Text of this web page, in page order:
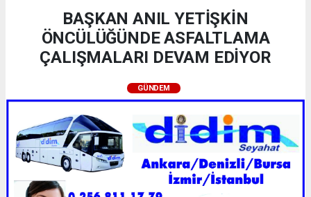
BAŞKAN ANIL YETİŞKİN
ÖNCÜLÜĞÜNDE ASFALTLAMA
ÇALIŞMALARI DEVAM EDİYOR
GÜNDEM